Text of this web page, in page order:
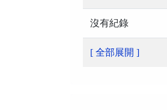
沒有紀錄
[ 全部展開 ]